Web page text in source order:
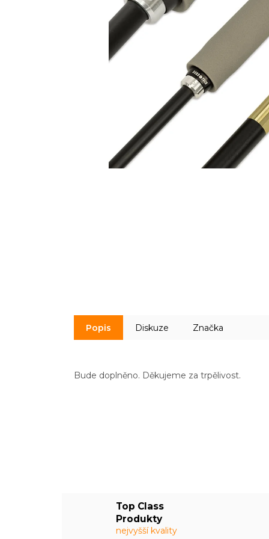
Top Class
Produkty
nejvyšší kvality
Popis Diskuze Značka
Bude doplněno. Děkujeme za trpělivost.